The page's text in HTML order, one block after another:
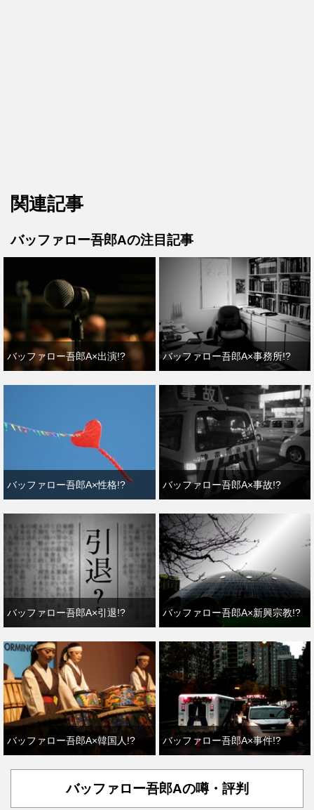
関連記事
バッファロー吾郎Aの注目記事
バッファロー吾郎A×出演!? バッファロー吾郎A×事務所!?
バッファロー吾郎A×性格!? バッファロー吾郎A×事故!?
バッファロー吾郎A×引退!? バッファロー吾郎A×新興宗教!?
バッファロー吾郎A×韓国人!? バッファロー吾郎A×事件!?
バッファロー吾郎Aの噂・評判